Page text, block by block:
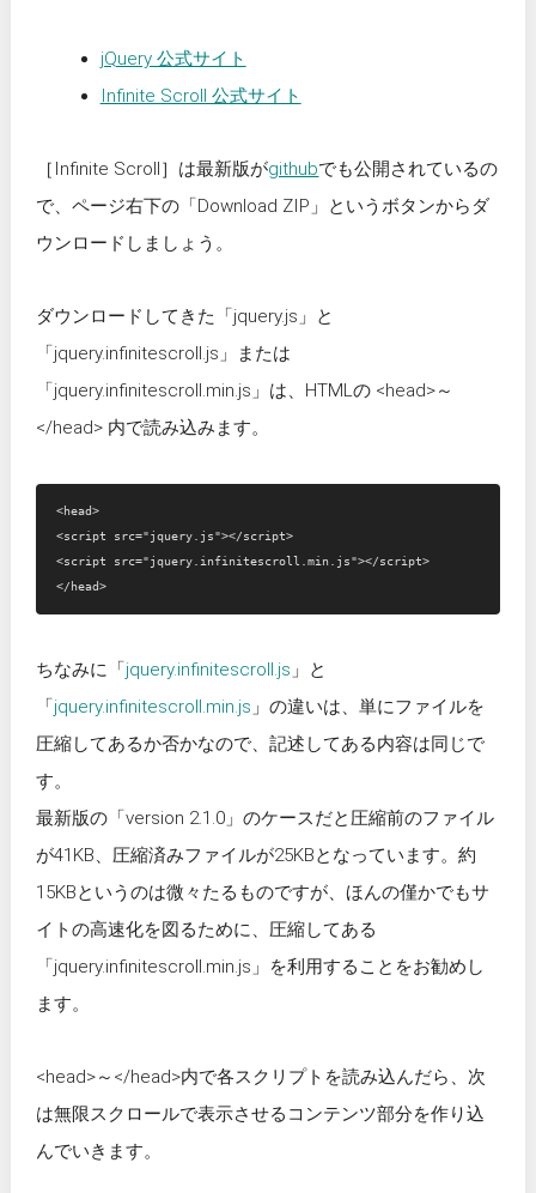
jQuery 公式サイト
Infinite Scroll 公式サイト
［Infinite Scroll］は最新版がgithubでも公開されているの
で、ページ右下の「Download ZIP」というボタンからダ
ウンロードしましょう。
ダウンロードしてきた「jquery.js」と
「jquery.infinitescroll.js」または
「jquery.infinitescroll.min.js」は、HTMLの <head>～
</head> 内で読み込みます。
<head>
<script src="jquery.js"></script>
<script src="jquery.infinitescroll.min.js"></script>
ちなみに「jquery.infinitescroll.js 」と
「jquery.infinitescroll.min.js 」の違いは、単にファイルを
圧縮してあるか否かなので、記述してある内容は同じで
す。
最新版の「version 2.1.0」のケースだと圧縮前のファイル
が41KB、圧縮済みファイルが25KBとなっています。約
15KBというのは微々たるものですが、ほんの僅かでもサ
イトの高速化を図るために、圧縮してある
「jquery.infinitescroll.min.js」を利用することをお勧めし
ます。
<head>～</head>内で各スクリプトを読み込んだら、次
は無限スクロールで表示させるコンテンツ部分を作り込
んでいきます。